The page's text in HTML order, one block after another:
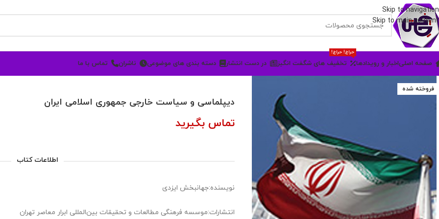
Skip to navigation
Skip to main content
صفحه اصلیاخبار و رویدادها تخفیف های شگفت انگیز
حراج! حراج!
در دست انتشار دسته بندی های موضوعی ناشران تماس با ما
فروخته شده
دیپلماسی و سیاست خارجی جمهوری اسلامی ایران
تماس بگیرید
اطلاعات کتاب
نویسنده:جهانبخش ایزدی
انتشارات:موسسه فرهنگی مطالعات و تحقیقات بین‌المللی ابرار معاصر تهران